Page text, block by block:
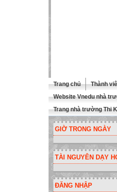
Trang chủ Thành
Website Vnedu nhà
Trang nhà trường Thi
GIỜ TRONG NGÀY
TÀI NGUYÊN DẠY
ĐĂNG NHẬP